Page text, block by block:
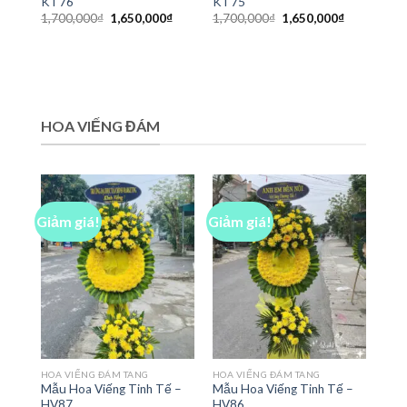
1,700,000₫ Giá
gốc
1,650,000₫Giá
1,700,000₫ Giá
gốc
1,650,000₫Giá
HOA VIẾNG ĐÁM
Giảm giá!
HOA VIẾNG ĐÁM TANG
Mẫu Hoa Viếng Tinh Tế –
Giảm giá!
HOA VIẾNG ĐÁM TANG
Mẫu Hoa Viếng Tinh Tế –